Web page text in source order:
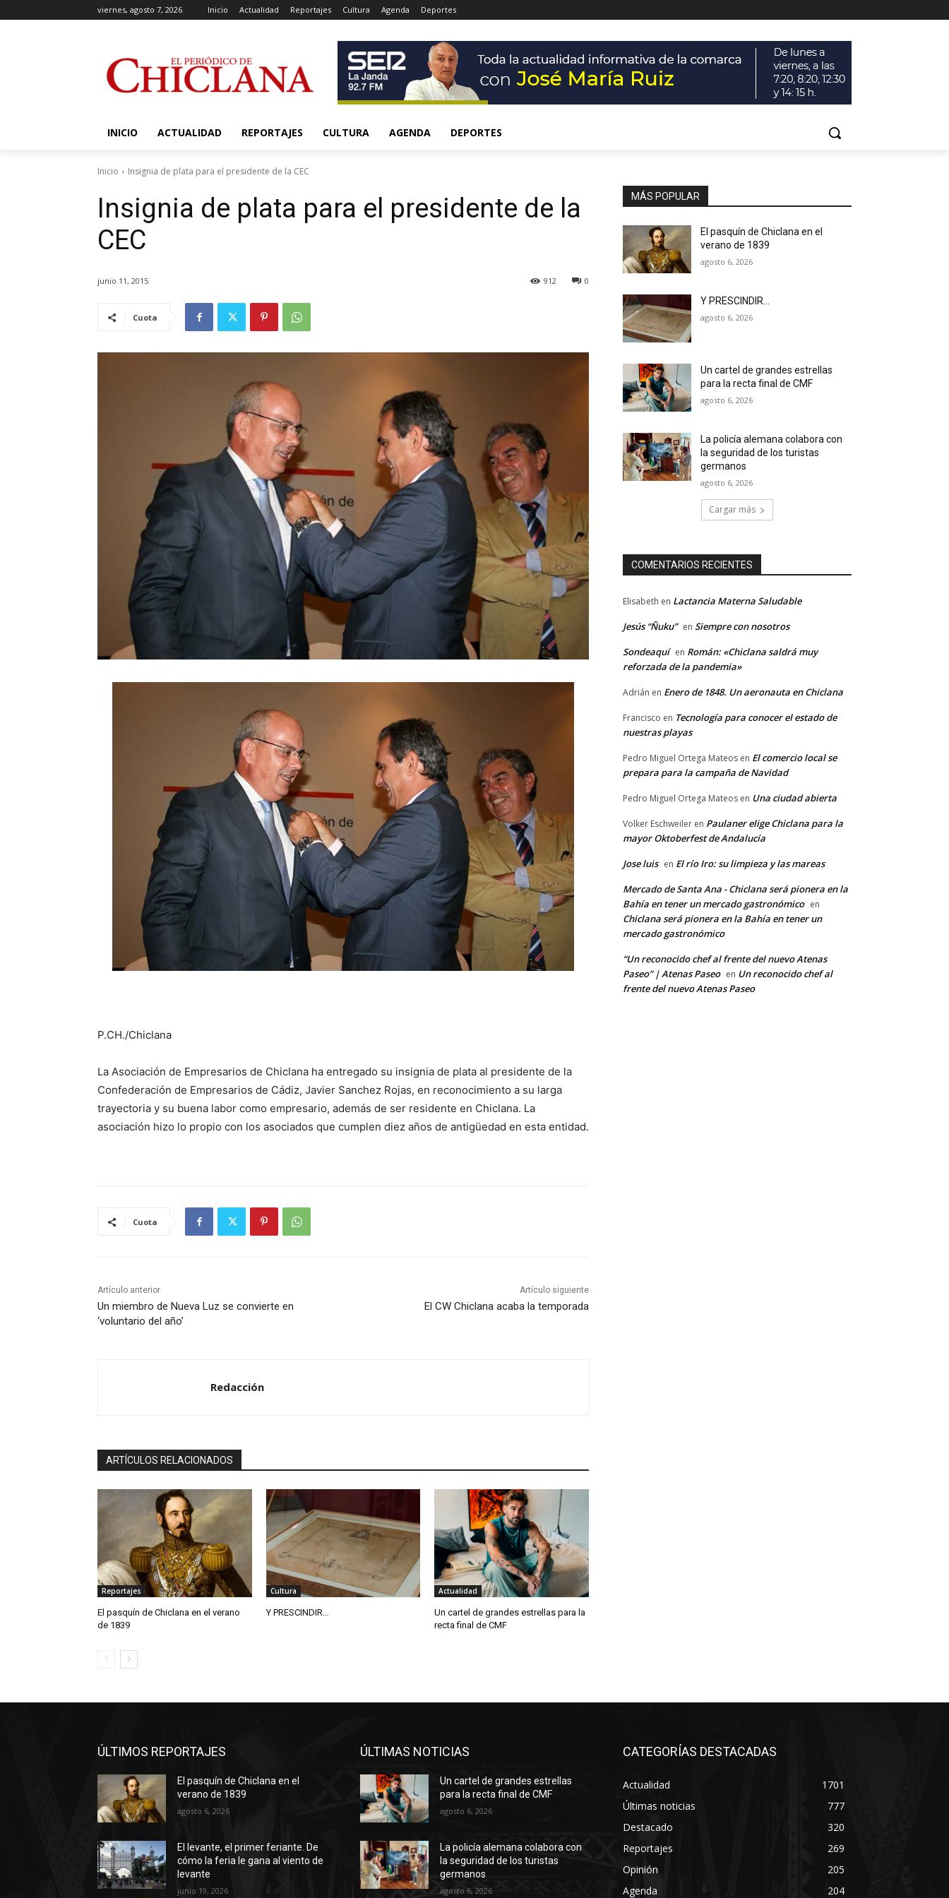
viernes, agosto 7, 2026 Inicio Actualidad Reportajes Cultura Agenda Deportes
INICIO ACTUALIDAD REPORTAJES CULTURA AGENDA DEPORTES
Inicio Insignia de plata para el presidente de la CEC
Insignia de plata para el presidente de la
CEC
junio 11, 2015 0
912
Cuota
P.CH./Chiclana
La Asociación de Empresarios de Chiclana ha entregado su insignia de plata al presidente de la
Confederación de Empresarios de Cádiz, Javier Sanchez Rojas, en reconocimiento a su larga
trayectoria y su buena labor como empresario, además de ser residente en Chiclana. La
asociación hizo lo propio con los asociados que cumplen diez años de antigüedad en esta entidad.
Cuota
Artículo anterior
Un miembro de Nueva Luz se convierte en
‘voluntario del año’
Artículo siguiente
El CW Chiclana acaba la temporada
Redacción
ARTÍCULOS RELACIONADOS
Reportajes
El pasquín de Chiclana en el verano
de 1839
Cultura
Y PRESCINDIR…
Actualidad
Un cartel de grandes estrellas para la
recta final de CMF
MÁS POPULAR
El pasquín de Chiclana en el
verano de 1839
agosto 6, 2026
Y PRESCINDIR…
agosto 6, 2026
Un cartel de grandes estrellas
para la recta final de CMF
agosto 6, 2026
La policía alemana colabora con
la seguridad de los turistas
germanos
agosto 6, 2026
Cargar más
COMENTARIOS RECIENTES
Elisabeth en Lactancia Materna Saludable
Jesús “Ñuku” en Siempre con nosotros
Sondeaquí en Román: «Chiclana saldrá muy
reforzada de la pandemia»
Adrián en Enero de 1848. Un aeronauta en Chiclana
Francisco en Tecnología para conocer el estado de
nuestras playas
Pedro Miguel Ortega Mateos en El comercio local se
prepara para la campaña de Navidad
Pedro Miguel Ortega Mateos en Una ciudad abierta
Volker Eschweiler en Paulaner elige Chiclana para la
mayor Oktoberfest de Andalucía
Jose luis en El río Iro: su limpieza y las mareas
Mercado de Santa Ana - Chiclana será pionera en la
Bahía en tener un mercado gastronómico en
Chiclana será pionera en la Bahía en tener un
mercado gastronómico
“Un reconocido chef al frente del nuevo Atenas
Paseo” | Atenas Paseo en Un reconocido chef al
frente del nuevo Atenas Paseo
ÚLTIMOS REPORTAJES
El pasquín de Chiclana en el
verano de 1839
agosto 6, 2026
El levante, el primer feriante. De
cómo la feria le gana al viento de
levante
junio 19, 2026
ÚLTIMAS NOTICIAS
Un cartel de grandes estrellas
para la recta final de CMF
agosto 6, 2026
La policía alemana colabora con
la seguridad de los turistas
germanos
agosto 6, 2026
CATEGORÍAS DESTACADAS
Actualidad
1701
Últimas noticias
777
Destacado
320
Reportajes
269
Opinión
205
Agenda
204